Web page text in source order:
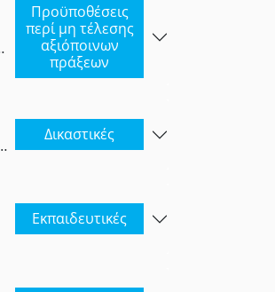
Προϋποθέσεις
περί μη τέλεσης
αξιόποινων
πράξεων
Δικαστικές
Εκπαιδευτικές